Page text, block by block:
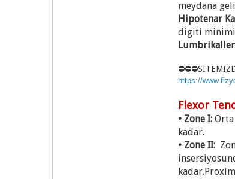
meydana
Hipotenar
digiti minimi
Lumbrikaller
https://
Flexor
• Zone I:
kadar.
• Zone II: